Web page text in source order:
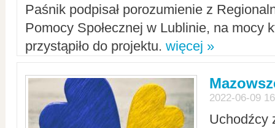
Paśnik podpisał porozumienie z
Pomocy Społecznej w Lublinie, na mocy
przystąpiło do projektu. więcej »
2022-06-09
Uchodźcy